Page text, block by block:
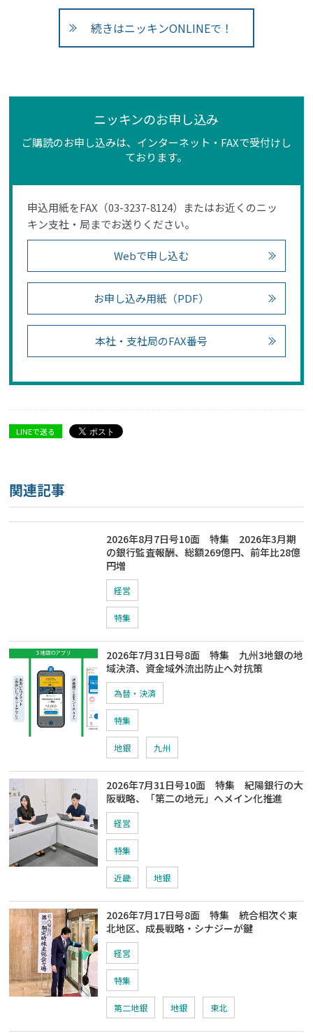
続きはニッキンONLINEで！
ニッキンのお申し込み
ご購読のお申し込みは、インターネット・FAXで受付けし
ております。
申込用紙をFAX（03-3237-8124）またはお近くのニッ
キン支社・局までお送りください。
Webで申し込む
お申し込み用紙（PDF）
本社・支社局のFAX番号
LINEで送る
関連記事
2026年8月7日号10面 特集 2026年3月期
の銀行監査報酬、総額269億円、前年比28億
円増
経営
特集
2026年7月31日号8面 特集 九州3地銀の地
域決済、資金域外流出防止へ対抗策
為替・決済
特集
地銀 九州
2026年7月31日号10面 特集 紀陽銀行の大
阪戦略、「第二の地元」へメイン化推進
経営
特集
近畿 地銀
2026年7月17日号8面 特集 統合相次ぐ東
北地区、成長戦略・シナジーが鍵
経営
特集
第二地銀 地銀 東北